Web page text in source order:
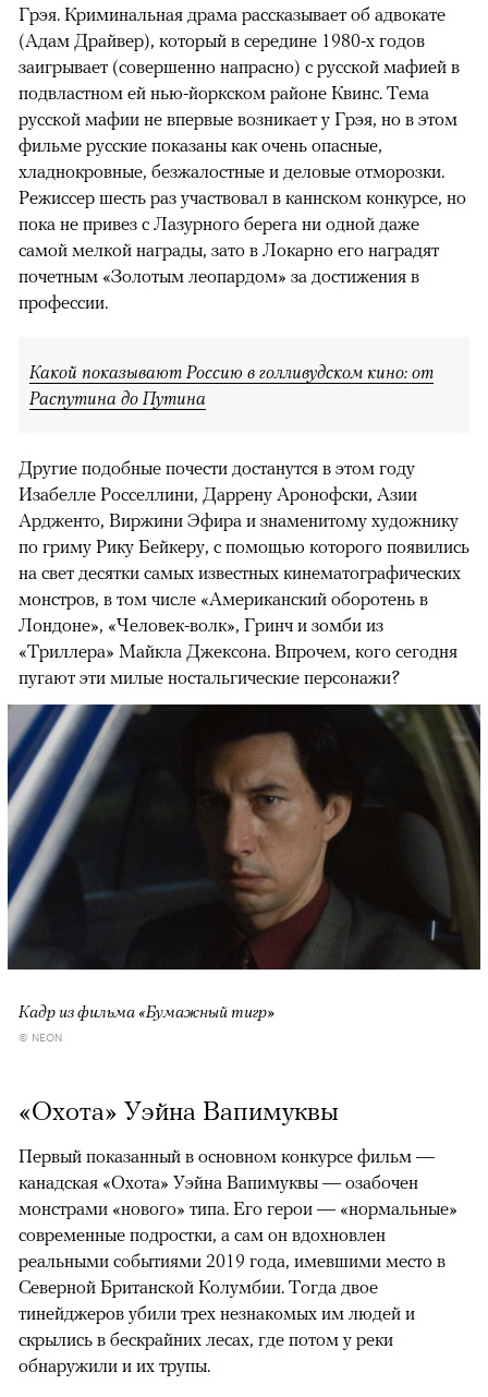
Грэя. Криминальная драма рассказывает об адвокате
(Адам Драйвер), который в середине 1980-х годов
заигрывает (совершенно напрасно) с русской мафией в
подвластном ей нью-йоркском районе Квинс. Тема
русской мафии не впервые возникает у Грэя, но в этом
фильме русские показаны как очень опасные,
хладнокровные, безжалостные и деловые отморозки.
Режиссер шесть раз участвовал в каннском конкурсе, но
пока не привез с Лазурного берега ни одной даже
самой мелкой награды, зато в Локарно его наградят
почетным «Золотым леопардом» за достижения в
профессии.
Какой показывают Россию в голливудском кино: от
Распутина до Путина
Другие подобные почести достанутся в этом году
Изабелле Росселлини, Даррену Аронофски, Азии
Ардженто, Виржини Эфира и знаменитому художнику
по гриму Рику Бейкеру, с помощью которого появились
на свет десятки самых известных кинематографических
монстров, в том числе «Американский оборотень в
Лондоне», «Человек-волк», Гринч и зомби из
«Триллера» Майкла Джексона. Впрочем, кого сегодня
пугают эти милые ностальгические персонажи?
Кадр из фильма «Бумажный тигр»
© NEON
«Охота» Уэйна Вапимуквы
Первый показанный в основном конкурсе фильм —
канадская «Охота» Уэйна Вапимуквы — озабочен
монстрами «нового» типа. Его герои — «нормальные»
современные подростки, а сам он вдохновлен
реальными событиями 2019 года, имевшими место в
Северной Британской Колумбии. Тогда двое
тинейджеров убили трех незнакомых им людей и
скрылись в бескрайних лесах, где потом у реки
обнаружили и их трупы.